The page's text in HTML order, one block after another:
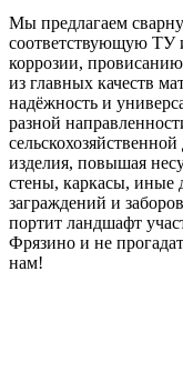
Мы предлагаем
соответствующую ТУ
коррозии,
из главных качеств
надёжность и
разной
изделия, повышая
стены, каркасы, иные
заграждений и
портит ландшафт
Фрязино и не
нам!